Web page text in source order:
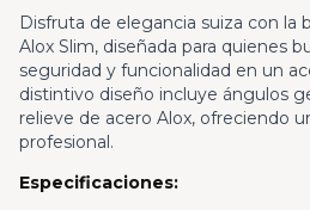
Disfruta de elegancia suiza con la
Alox Slim, diseñada para quienes
seguridad y funcionalidad en un
distintivo diseño incluye ángulos
relieve de acero Alox, ofreciendo
profesional.
Especificaciones: